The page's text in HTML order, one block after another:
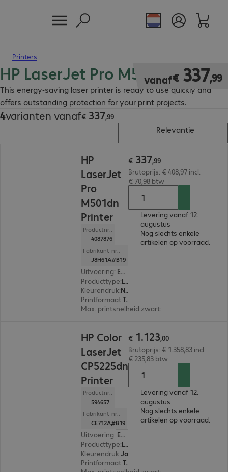
Printers
HP LaserJet Pro M500 Printer
This energy-saving laser printer is ready to use quickly and
offers outstanding protection for your print projects.
vanaf€ 337,99
€ 337,99
4varianten vanaf€ 337,99
€ 337,99
Relevantie
HP
LaserJet
Pro
M501dn
Printer
Productnr.:
4087876
Fabrikant-nr.:
J8H61A#B19
Uitvoering: Europa
Producttype: Laser printer
Kleurendruk: Nee
Printformaat: Tot max. A4
Max. printsnelheid zwart:
€ 337,99
Brutoprijs: € 408,97 incl.
€ 70,98 btw
Levering vanaf 12.
augustus
Nog slechts enkele
artikelen op voorraad.
HP Color
LaserJet
CP5225dn
Printer
Productnr.:
594657
Fabrikant-nr.:
CE712A#B19
Uitvoering: Europa
Producttype: Laser printer
Kleurendruk:Ja
Printformaat: Tot max. A3
€ 1.123,00
Brutoprijs: € 1.358,83 incl.
€ 235,83 btw
Levering vanaf 12.
augustus
Nog slechts enkele
artikelen op voorraad.